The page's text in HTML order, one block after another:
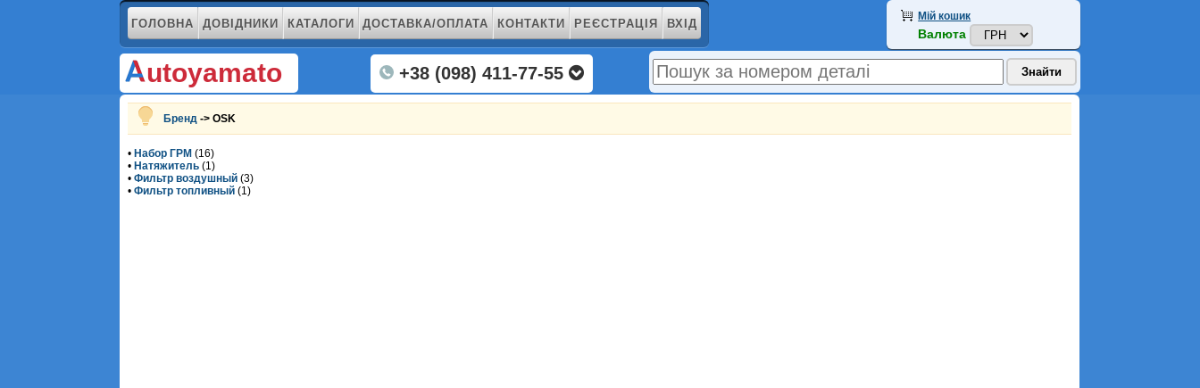
ГОЛОВНА ДОВІДНИКИ КАТАЛОГИ ДОСТАВКА/ОПЛАТА КОНТАКТИ РЕЄСТРАЦІЯ ВХІД
utoyamato +38 (098) 411-77-55
Мій кошик
Валюта
Бренд -> OSK
• Набор ГРМ (16)
• Натяжитель (1)
•Фильтр воздушный (3)
•Фильтр топливный (1)